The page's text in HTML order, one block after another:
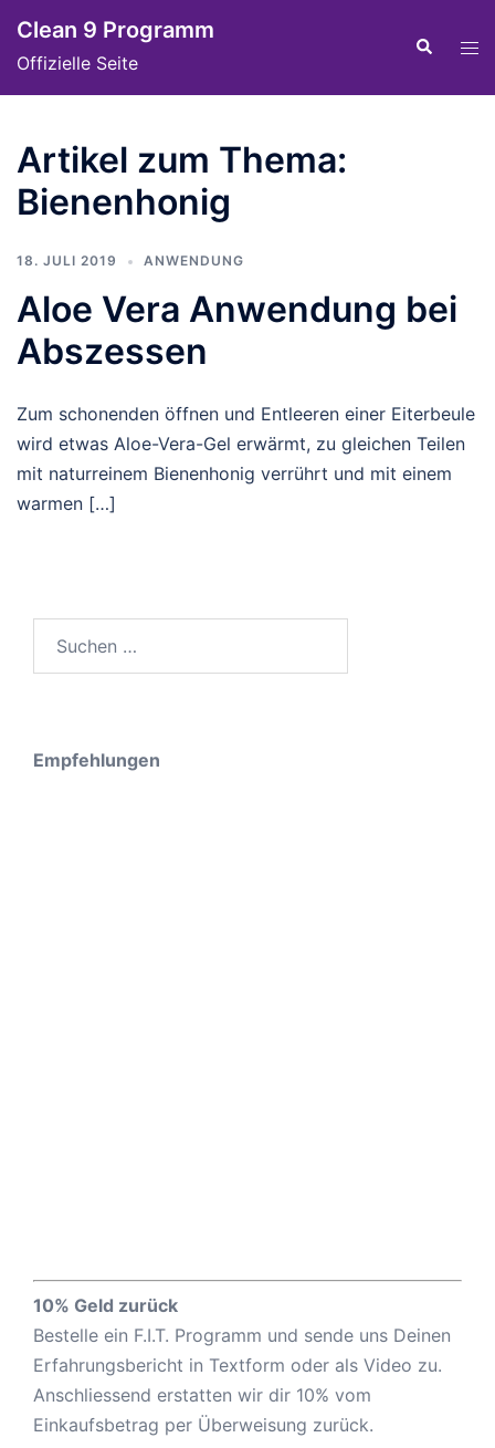
content
Clean 9 Programm
Offizielle Seite
Search
Artikel zum Thema:
Bienenhonig
18. JULI 2019 ANWENDUNG
Aloe Vera Anwendung bei
Abszessen
Zum schonenden öffnen und Entleeren einer Eiterbeule
wird etwas Aloe-Vera-Gel erwärmt, zu gleichen Teilen
mit naturreinem Bienenhonig verrührt und mit einem
warmen […]
Empfehlungen
10% Geld zurück
Bestelle ein F.I.T. Programm und sende uns Deinen
Erfahrungsbericht in Textform oder als Video zu.
Anschliessend erstatten wir dir 10% vom
Einkaufsbetrag per Überweisung zurück.